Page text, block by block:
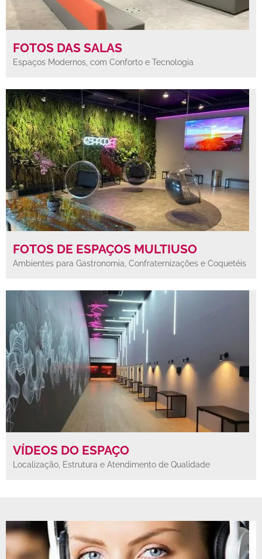
FOTOS DAS SALAS
Espaços Modernos, com Conforto e Tecnologia
FOTOS DE ESPAÇOS MULTIUSO
Ambientes para Gastronomia, Confraternizações e Coquetéis
VÍDEOS DO ESPAÇO
Localização, Estrutura e Atendimento de Qualidade